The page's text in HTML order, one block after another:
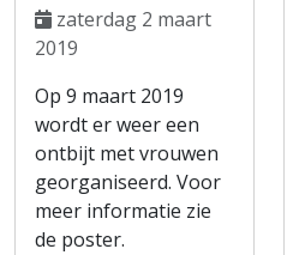
zaterdag 2 maart
2019
Op 9 maart 2019
wordt er weer een
ontbijt met vrouwen
georganiseerd. Voor
meer informatie zie
de poster.